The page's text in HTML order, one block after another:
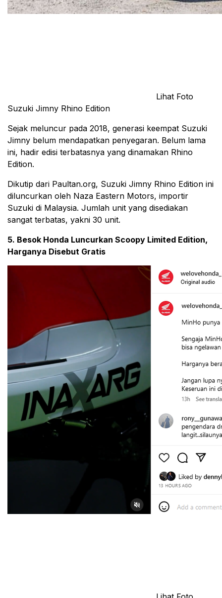
Lihat Foto
Suzuki Jimny Rhino Edition
Sejak meluncur pada 2018, generasi keempat Suzuki
Jimny belum mendapatkan penyegaran. Belum lama
ini, hadir edisi terbatasnya yang dinamakan Rhino
Edition.
Dikutip dari Paultan.org, Suzuki Jimny Rhino Edition ini
diluncurkan oleh Naza Eastern Motors, importir
Suzuki di Malaysia. Jumlah unit yang disediakan
sangat terbatas, yakni 30 unit.
5. Besok Honda Luncurkan Scoopy Limited Edition,
Harganya Disebut Gratis